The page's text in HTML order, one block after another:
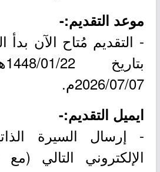
موعد التقديم:-
- التقديم مُتاح الآن بدأ
2026/07/07م.
ايميل التقديم:-
- إرسال السيرة
الإلكتروني التالي